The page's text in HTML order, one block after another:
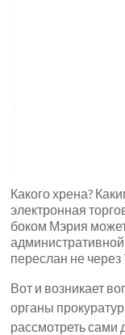
Какого хрена?
электронная
боком Мэрия
переслан не через
Вот и возникает
органы
рассмотреть сами